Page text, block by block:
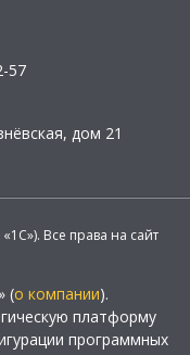
57
дом 21
Все права на сайт
(о компании).
платформу
программных